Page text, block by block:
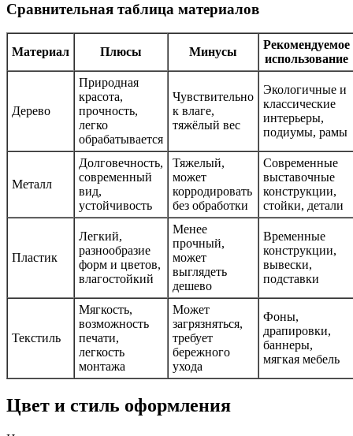
Сравнительная таблица материалов
Материал Плюсы Минусы
Рекомендуемое
использование
Дерево
Природная
красота,
прочность,
легко
обрабатывается
Чувствительно
к влаге,
тяжёлый вес
Экологичные и
классические
интерьеры,
подиумы, рамы
Металл
Долговечность,
современный
вид,
устойчивость
Тяжелый,
может
корродировать
без обработки
Современные
выставочные
конструкции,
стойки, детали
Пластик
Легкий,
разнообразие
форм и цветов,
влагостойкий
Менее
прочный,
может
выглядеть
дешево
Временные
конструкции,
вывески,
подставки
Текстиль
Мягкость,
возможность
печати,
легкость
монтажа
Может
загрязняться,
требует
бережного
ухода
Фоны,
драпировки,
баннеры,
мягкая мебель
Цвет и стиль оформления